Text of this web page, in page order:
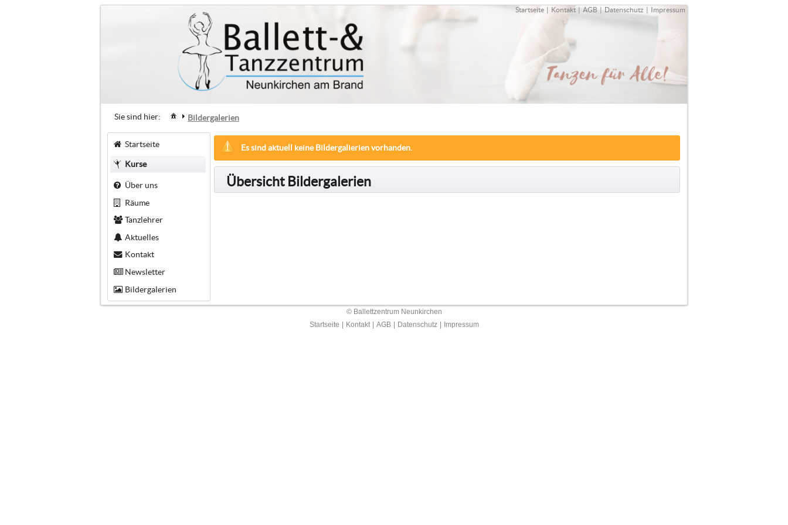
Startseite | Kontakt | AGB | Datenschutz | Impressum
Sie sind hier: Bildergalerien
Startseite
Kurse
Über uns
Räume
Tanzlehrer
Aktuelles
Kontakt
Newsletter
Bildergalerien
Es sind aktuell keine Bildergalierien vorhanden.
Übersicht Bildergalerien
© Ballettzentrum Neunkirchen
Startseite
Kontakt AGB Datenschutz Impressum